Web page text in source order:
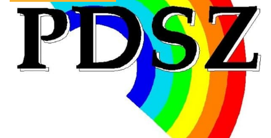
Hongrie : du changement pour les politiques
éducatives, aussi !
25 juin 2026
En Hongrie, le conservateur Peter Magyar et son parti
Tisza "Respect et liberté" ont remporté une large victoire,
contre le premier ministre sortant, Viktor Orban,…